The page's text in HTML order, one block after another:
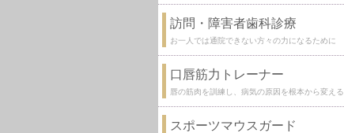
訪問・障害者歯科診療
お一人では通院できない方々の力になるために
口唇筋力トレーナー
唇の筋肉を訓練し、病気の原因を根本から変える
スポーツマウスガード